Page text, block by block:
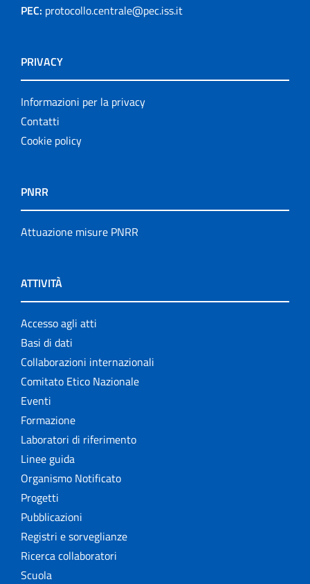
PEC: protocollo.centrale@pec.iss.it
PRIVACY
Informazioni per la privacy
Contatti
Cookie policy
PNRR
Attuazione misure PNRR
ATTIVITÀ
Accesso agli atti
Basi di dati
Collaborazioni internazionali
Comitato Etico Nazionale
Eventi
Formazione
Laboratori di riferimento
Linee guida
Organismo Notificato
Progetti
Pubblicazioni
Registri e sorveglianze
Ricerca collaboratori
Scuola